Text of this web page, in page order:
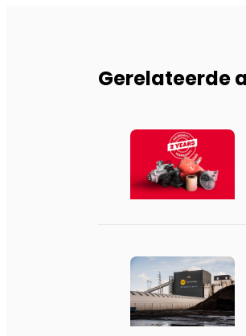
Gerelateerde